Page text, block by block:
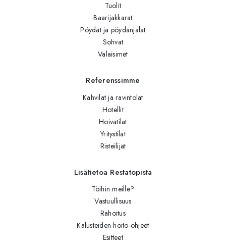
Tuolit
Baarijakkarat
Pöydät ja pöydänjalat
Sohvat
Valaisimet
Referenssimme
Kahvilat ja ravintolat
Hotellit
Hoivatilat
Yritystilat
Risteilijät
Lisätietoa Restatopista
Töihin meille?
Vastuullisuus
Rahoitus
Kalusteiden hoito-ohjeet
Esitteet